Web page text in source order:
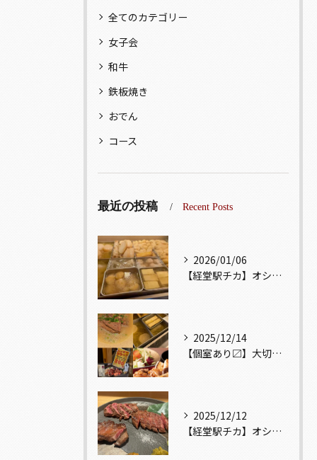
全てのカテゴリー
女子会
和牛
鉄板焼き
おでん
コース
最近の投稿 Recent Posts
2026/01/06
【経堂駅チカ】オシャレ居酒屋🏮出汁が美味しいおでんがオススメ...
2025/12/14
【個室あり〼】大切な記念日、お祝い事でのご来店ぜひお待ちして...
2025/12/12
【経堂駅チカ】オシャレ居酒屋🏮自慢のお肉が楽しめる🐃お得なコ...